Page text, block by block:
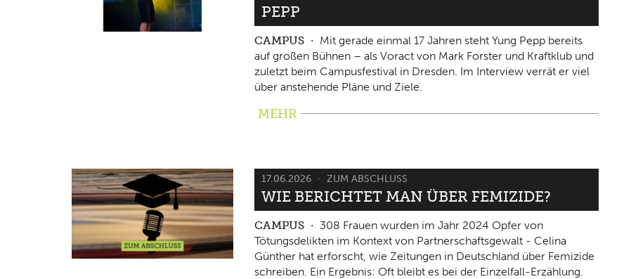
PEPP
CAMPUS
Mit gerade einmal 17 Jahren steht Yung Pepp bereits
auf großen Bühnen – als Voract von Mark Forster und Kraftklub und
zuletzt beim Campusfestival in Dresden. Im Interview verrät er viel
über anstehende Pläne und Ziele.
MEHR
17.06.2026 ZUM ABSCHLUSS
WIE BERICHTET MAN ÜBER FEMIZIDE?
CAMPUS
308 Frauen wurden im Jahr 2024 Opfer von
Tötungsdelikten im Kontext von Partnerschaftsgewalt - Celina
Günther hat erforscht, wie Zeitungen in Deutschland über Femizide
schreiben. Ein Ergebnis: Oft bleibt es bei der Einzelfall-Erzählung.